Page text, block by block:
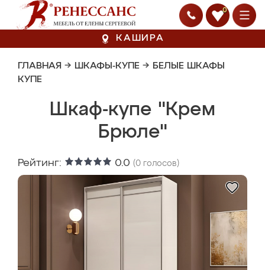
0
КАШИРА
ГЛАВНАЯ → ШКАФЫ-КУПЕ → БЕЛЫЕ ШКАФЫ
КУПЕ
Шкаф-купе "Крем
Брюле"
Рейтинг: 0.0 (0 голосов)